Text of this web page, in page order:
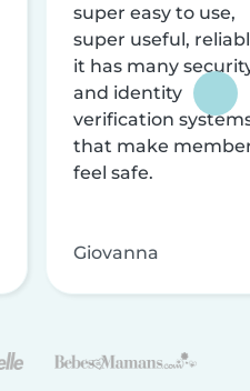
super easy to use,
super useful,
it has many
and identity
verification
that make
feel safe.
Giovanna